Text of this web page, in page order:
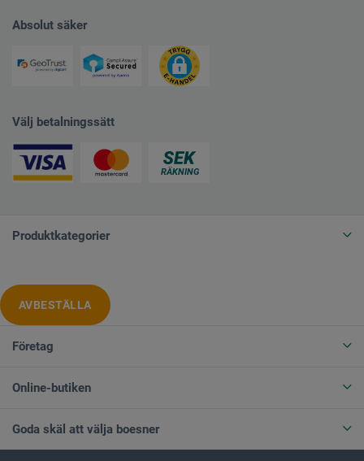
Absolut säker
Välj betalningssätt
Produktkategorier
AVBESTÄLLA
Företag
Online-butiken
Goda skäl att välja boesner